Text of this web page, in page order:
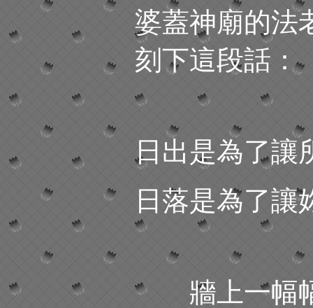
婆蓋神廟的法
刻下這段話：
日出是為了讓
日落是為了讓
牆上一幅幅